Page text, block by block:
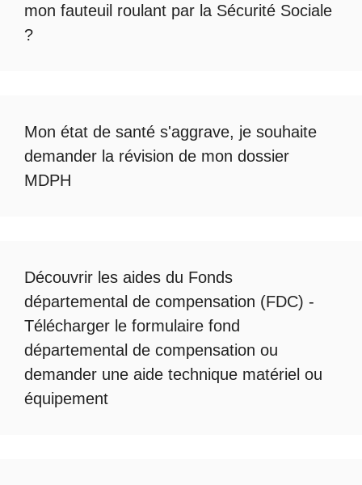
mon fauteuil roulant par la Sécurité Sociale
?
Mon état de santé s'aggrave, je souhaite
demander la révision de mon dossier
MDPH
Découvrir les aides du Fonds
départemental de compensation (FDC) -
Télécharger le formulaire fond
départemental de compensation ou
demander une aide technique matériel ou
équipement